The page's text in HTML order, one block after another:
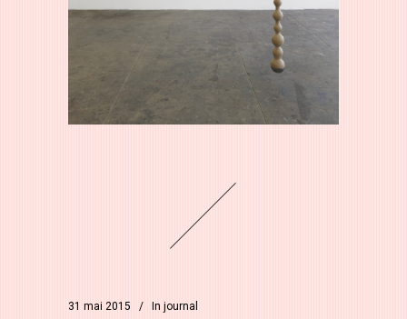
31 mai 2015 In journal